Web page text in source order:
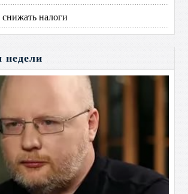
налоги
недели